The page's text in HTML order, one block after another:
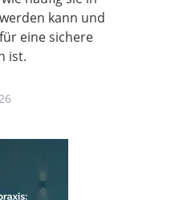
kann und
eine sichere
ist.